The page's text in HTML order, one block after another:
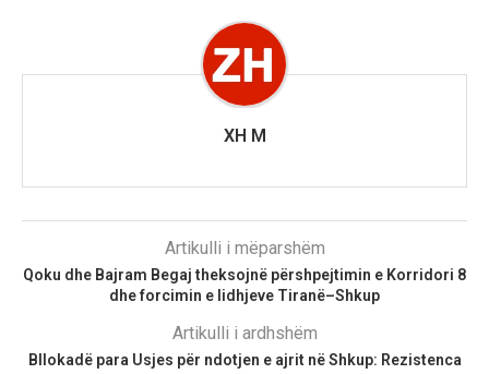
XH M
Artikulli i mëparshëm
Qoku dhe Bajram Begaj theksojnë përshpejtimin e Korridori 8
dhe forcimin e lidhjeve Tiranë–Shkup
Artikulli i ardhshëm
Bllokadë para Usjes për ndotjen e ajrit në Shkup: Rezistenca